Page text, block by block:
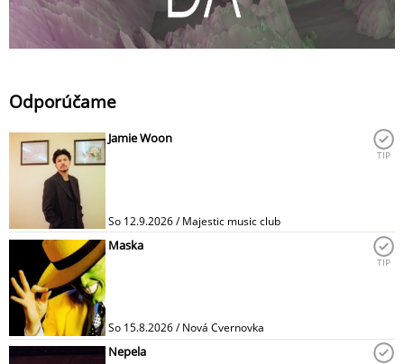
Odporúčame
Jamie Woon
So 12.9.2026 / Majestic music club
TIP
Maska
So 15.8.2026 / Nová Cvernovka
TIP
Nepela